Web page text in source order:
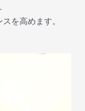
を高めます。